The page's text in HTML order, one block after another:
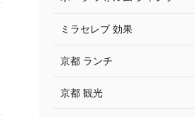
ミラセレブ 効果
京都 ランチ
京都 観光